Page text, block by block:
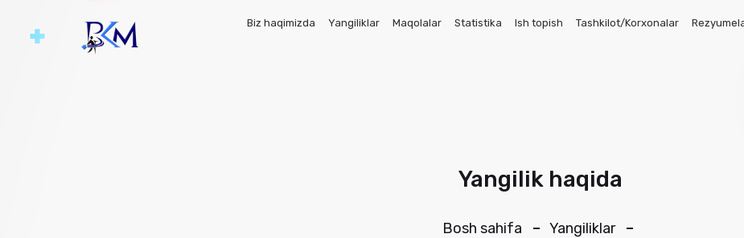
Biz haqimizda Yangiliklar Maqolalar Statistika Ish topish Tashkilot/Korxonalar
Yangilik haqida
Bosh sahifa
Yangiliklar